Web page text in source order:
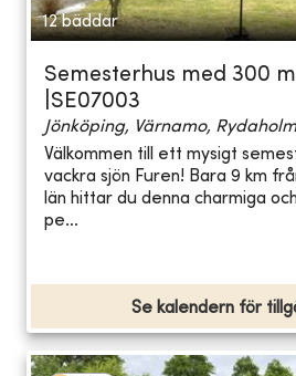
12 bäddar
Semesterhus med 300
|SE07003
Jönköping, Värnamo, Rydaholm
Välkommen till ett mysigt
vackra sjön Furen! Bara 9 km
län hittar du denna charmiga
pe...
Se kalendern för